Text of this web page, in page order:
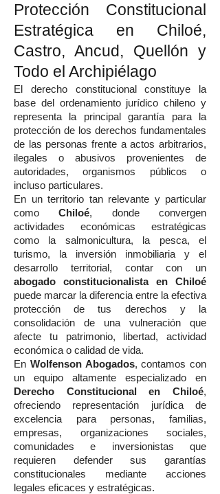
Protección Constitucional
Estratégica en Chiloé,
Castro, Ancud, Quellón y
Todo el Archipiélago
El derecho constitucional constituye la
base del ordenamiento jurídico chileno y
representa la principal garantía para la
protección de los derechos fundamentales
de las personas frente a actos arbitrarios,
ilegales o abusivos provenientes de
autoridades, organismos públicos o
incluso particulares.
En un territorio tan relevante y particular
comoChiloé, donde convergen
actividades económicas estratégicas
como la salmonicultura, la pesca, el
turismo, la inversión inmobiliaria y el
desarrollo territorial, contar con un
abogado constitucionalista en Chiloé
puede marcar la diferencia entre la efectiva
protección de tus derechos y la
consolidación de una vulneración que
afecte tu patrimonio, libertad, actividad
económica o calidad de vida.
En Wolfenson Abogados, contamos con
un equipo altamente especializado en
Derecho Constitucional en Chiloé,
ofreciendo representación jurídica de
excelencia para personas, familias,
empresas, organizaciones sociales,
comunidades e inversionistas que
requieren defender sus garantías
constitucionales mediante acciones
legales eficaces y estratégicas.